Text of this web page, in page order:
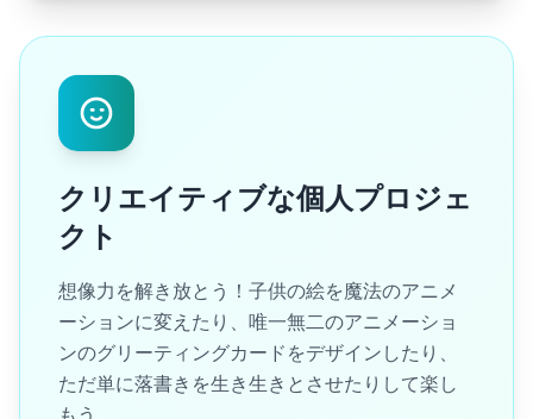
クリエイティブな個人プロジェ
クト
想像力を解き放とう！子供の絵を魔法のアニメ
ーションに変えたり、唯一無二のアニメーショ
ンのグリーティングカードをデザインしたり、
ただ単に落書きを生き生きとさせたりして楽し
もう